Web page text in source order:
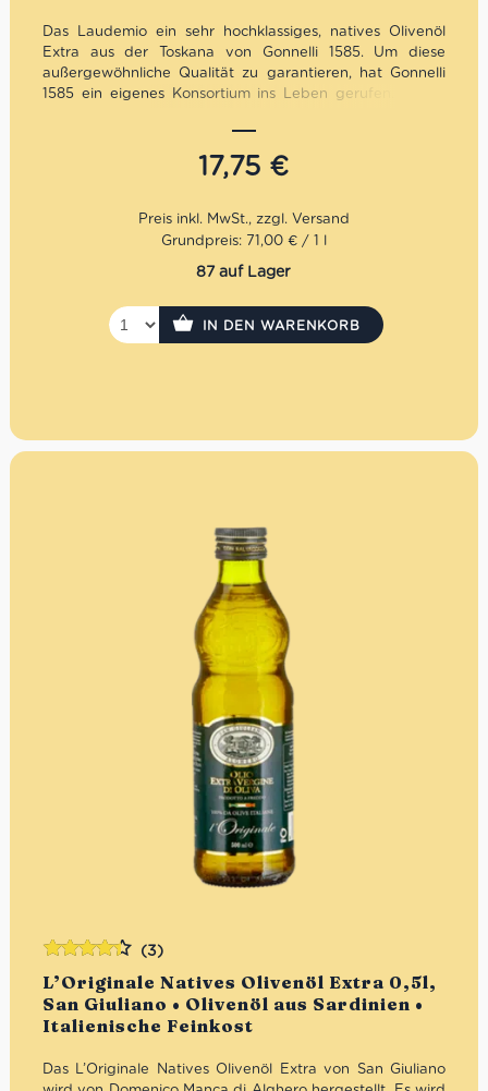
Das Laudemio ein sehr hochklassiges, natives Olivenöl
Extra aus der Toskana von Gonnelli 1585. Um diese
außergewöhnliche Qualität zu garantieren, hat Gonnelli
1585 ein eigenes Konsortium ins Leben gerufen. Dieser
Frische, Verarbeitung und Geschmack. Das Ergebnis ist
ein strahlend grünes, unglaublich fruchtig duftendes als
auch harmonisch und feinwürzig schmeckenden Olivenöl,
Mengenrabatt: erhalte beim Kauf von 3 nativen
Olivenölen Extra 12% Rabatt pro Artikel
17,75 €
Grundpreis: 71,00 € / 1 l
87 auf Lager
IN DEN WARENKORB
L’Originale Natives Olivenöl Extra 0,5l,
San Giuliano • Olivenöl aus Sardinien •
Italienische Feinkost
(3)
Das L’Originale Natives Olivenöl Extra von San Giuliano
Bewertet
mit4.33
von 5